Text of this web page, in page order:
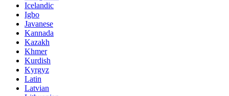
Icelandic
Igbo
Javanese
Kannada
Kazakh
Khmer
Kurdish
Kyrgyz
Latin
Latvian